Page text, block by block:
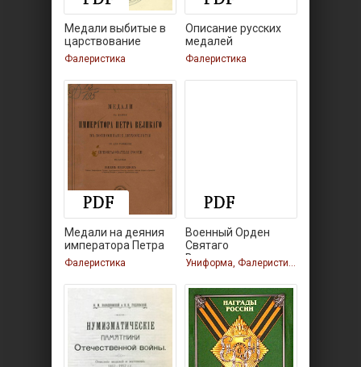
Медали выбитые в
царствование
Фалеристика
Описание русских
медалей
Фалеристика
Медали на деяния
императора Петра
Фалеристика
Военный Орден
Святаго
Великомученика и Униформа, Фалеристика